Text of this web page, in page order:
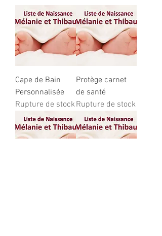
Cape de Bain
Personnalisée
Rupture de stock
Protège carnet
de santé
Rupture de stock